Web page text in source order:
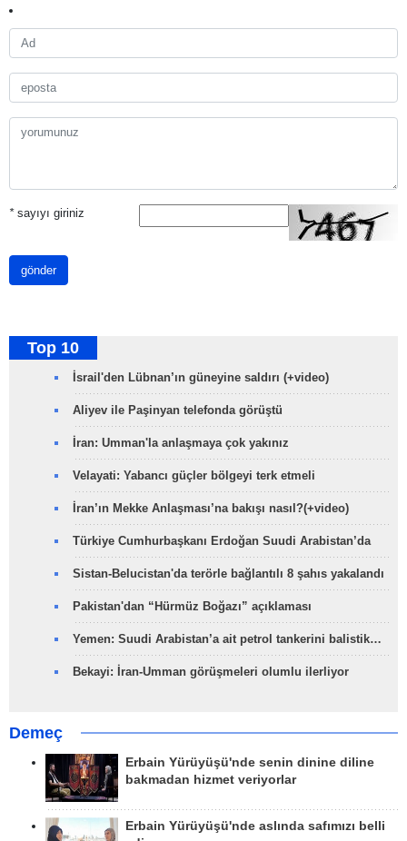
*sayıyı giriniz
gönder
Top 10
İsrail'den Lübnan’ın güneyine saldırı (+video)
Aliyev ile Paşinyan telefonda görüştü
İran: Umman'la anlaşmaya çok yakınız
Velayati: Yabancı güçler bölgeyi terk etmeli
İran’ın Mekke Anlaşması’na bakışı nasıl?(+video)
Türkiye Cumhurbaşkanı Erdoğan Suudi Arabistan’da
Sistan-Belucistan'da terörle bağlantılı 8 şahıs yakalandı
Pakistan'dan “Hürmüz Boğazı” açıklaması
Yemen: Suudi Arabistan’a ait petrol tankerini balistik…
Bekayi: İran-Umman görüşmeleri olumlu ilerliyor
Demeç
Erbain Yürüyüşü'nde senin dinine diline
bakmadan hizmet veriyorlar
Erbain Yürüyüşü'nde aslında safımızı belli